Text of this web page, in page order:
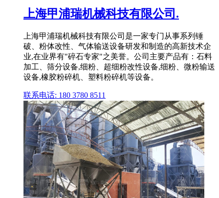
上海甲浦瑞机械科技有限公司.
上海甲浦瑞机械科技有限公司是一家专门从事系列锤
破、粉体改性、气体输送设备研发和制造的高新技术企
业,在业界有"碎石专家"之美誉。公司主要产品有：石料
加工、筛分设备,细粉、超细粉改性设备,细粉、微粉输送
设备,橡胶粉碎机、塑料粉碎机等设备。
联系电话: 180 3780 8511